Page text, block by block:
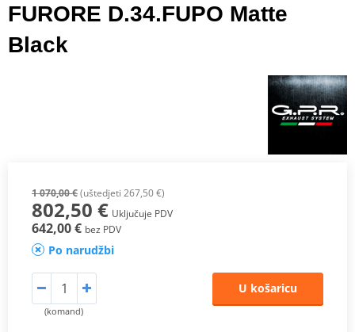
FURORE D.34.FUPO Matte
Black
1 070,00 €(uštedjeti 267,50 €)
802,50 € Uključuje PDV
642,00 € bez PDV
Po narudžbi
(komand)
U košaricu